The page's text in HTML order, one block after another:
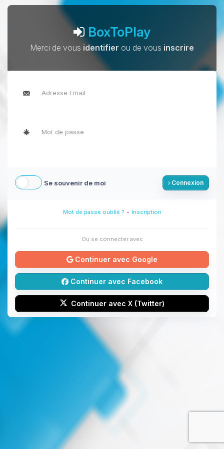
BoxToPlay
Merci de vous identifier ou de vous inscrire
Se souvenir de moi Connexion
Mot de passe oublié ? - Inscription
Ou se connecter avec
Continuer avec Google
Continuer avec Facebook
Continuer avec X (Twitter)